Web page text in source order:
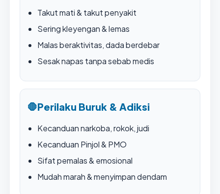
Takut mati & takut penyakit
Sering kleyengan & lemas
Malas beraktivitas, dada berdebar
Sesak napas tanpa sebab medis
🛑Perilaku Buruk & Adiksi
Kecanduan narkoba, rokok, judi
Kecanduan Pinjol & PMO
Sifat pemalas & emosional
Mudah marah & menyimpan dendam